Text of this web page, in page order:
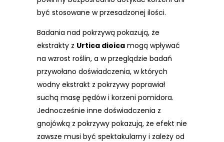
być stosowane w przesadzonej ilości.
Badania nad pokrzywą pokazują, że
ekstrakty z Urtica dioica mogą wpływać
na wzrost roślin, a w przeglądzie badań
przywołano doświadczenia, w których
wodny ekstrakt z pokrzywy poprawiał
suchą masę pędów i korzeni pomidora.
Jednocześnie inne doświadczenia z
gnojówką z pokrzywy pokazują, że efekt nie
zawsze musi być spektakularny i zależy od